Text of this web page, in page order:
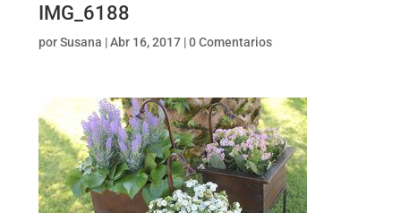
IMG_6188
porSusana |Abr 16, 2017|0 Comentarios